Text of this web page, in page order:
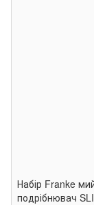
Набір Franke
подрібнювач